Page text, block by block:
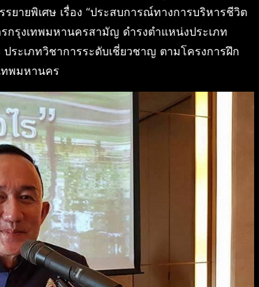
ยายพิเศษ เรื่อง “ประสบการณ์ทางการบริหารชีวิต
กรุงเทพมหานครสามัญ ดำรงตำแหน่งประเภท
ระเภทวิชาการระดับเชี่ยวชาญ ตามโครงการฝึก
ทพมหานคร